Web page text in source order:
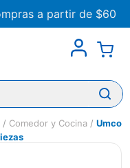
a partir de $60
Comedor y Cocina
Umco